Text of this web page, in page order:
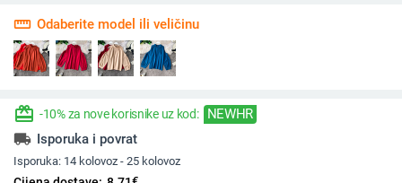
straighten Odaberite model ili veličinu
redeem -10% za nove korisnike uz kod: NEWHR
local_shipping Isporuka i povrat
Isporuka: 14 kolovoz - 25 kolovoz